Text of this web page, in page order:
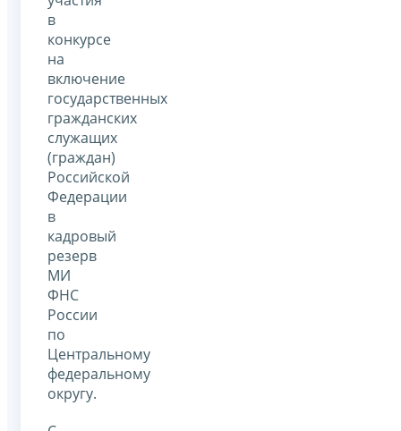
в
конкурсе
на
включение
государственных
гражданских
служащих
(граждан)
Российской
Федерации
в
кадровый
резерв
МИ
ФНС
России
по
Центральному
федеральному
округу.